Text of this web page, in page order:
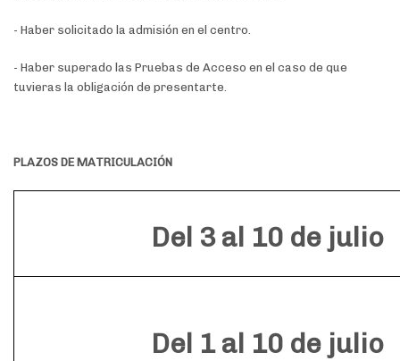
- Haber solicitado la admisión en el centro.
- Haber superado las Pruebas de Acceso en el caso de que
tuvieras la obligación de presentarte.
PLAZOS DE MATRICULACIÓN
Del 3 al 10 de julio
Del 1 al 10 de julio